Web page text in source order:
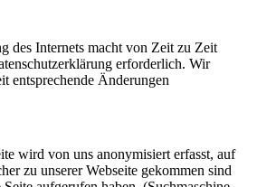
des Internets macht von Zeit zu Zeit
erforderlich. Wir
entsprechende Änderungen
wird von uns anonymisiert erfasst, auf
zu unserer Webseite gekommen sind